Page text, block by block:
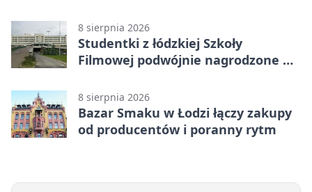
8 sierpnia 2026
Studentki z łódzkiej Szkoły
Filmowej podwójnie nagrodzone na
8 sierpnia 2026
Bazar Smaku w Łodzi łączy zakupy
od producentów i poranny rytm